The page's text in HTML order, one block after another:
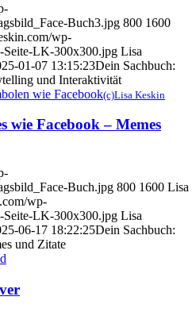
Buch3.jpg 800 1600
wp-
Seite-LK-300x300.jpg Lisa
01-07 13:15:23Dein Sachbuch:
und Interaktivität
(c)Lisa Keskin
wie Facebook – Memes
Buch.jpg 800 1600 Lisa
wp-
Seite-LK-300x300.jpg Lisa
06-17 18:22:25Dein Sachbuch:
und Zitate